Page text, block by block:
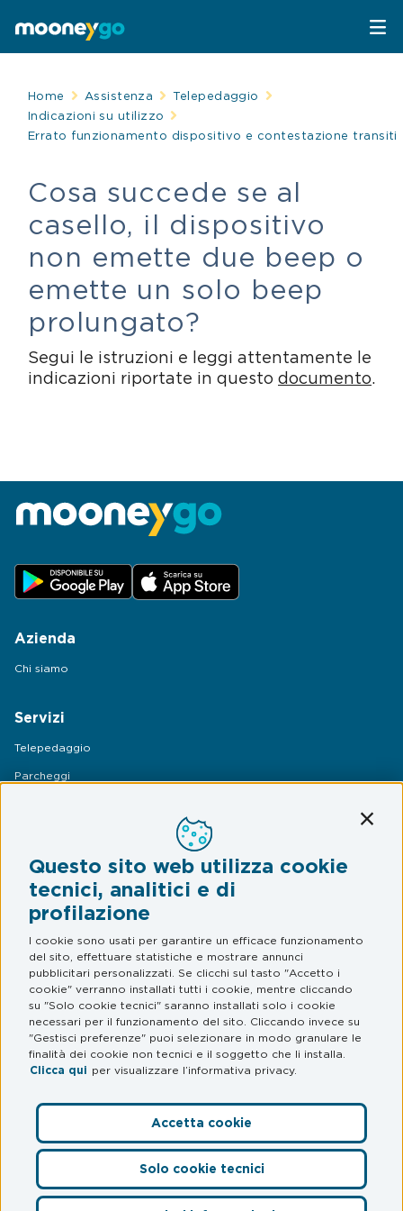
Questo sito web utilizza cookie
tecnici, analitici e di
profilazione
I cookie sono usati per garantire un efficace funzionamento
del sito, effettuare statistiche e mostrare annunci
pubblicitari personalizzati. Se clicchi sul tasto "Accetto i
cookie" verranno installati tutti i cookie, mentre cliccando
su "Solo cookie tecnici" saranno installati solo i cookie
necessari per il funzionamento del sito. Cliccando invece su
"Gestisci preferenze" puoi selezionare in modo granulare le
finalità dei cookie non tecnici e il soggetto che li installa.
Clicca qui per visualizzare l’informativa privacy.
Accetta cookie
Solo cookie tecnici
Parcheggi
Parcheggia con MooneyGo
Sosta su strisce blu
Parcheggi in struttura
Mobilità
Spostati con MooneyGo
Trasporto pubblico
Treni e bus
Mobility sharing
Telepedaggio
Telepedaggio
Parcheggi convenzionati
Traghetto Stretto Messina
Assistenza Stradale
Attrazioni
FAQ
Home Assistenza
Telepedaggio
Indicazioni su utilizzo
Errato funzionamento dispositivo e contestazione transiti
Cosa succede se al
casello, il dispositivo
non emette due beep o
emette un solo beep
prolungato?
Segui le istruzioni e leggi attentamente le
indicazioni riportate in questo documento.
Azienda
Chi siamo
Servizi
Telepedaggio
Parcheggi
Legal & Privacy
Termini e condizioni
Informativa privacy
Web Privacy e Cookie Policy
FAQ
Domande frequenti
© myCicero S.r.l.– Società del Gruppo Mooney – P. IVA